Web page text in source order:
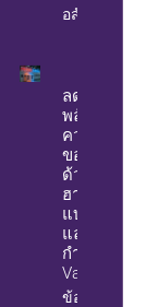
อสังหาริมท
ลดการสูญเ
พลังงานและ
ความล้มเห
ของอุปกรณ์
ด้วยตัวกรอง
ฮาร์มอนิก
แบบแอคที
และเครื่อง
กำเนิด
Var
ข้อมูล